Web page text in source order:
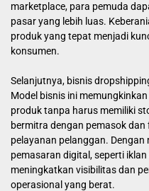
marketplace, para pemuda
pasar yang lebih luas.
produk yang tepat menjadi
konsumen.
Selanjutnya, bisnis
Model bisnis ini
produk tanpa harus memiliki
bermitra dengan pemasok
pelayanan pelanggan.
pemasaran digital, seperti
meningkatkan visibilitas dan
operasional yang berat.